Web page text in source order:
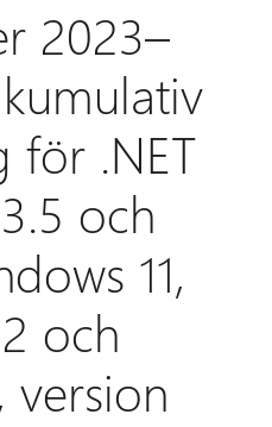
2023–
för .NET
och
11,
och
version